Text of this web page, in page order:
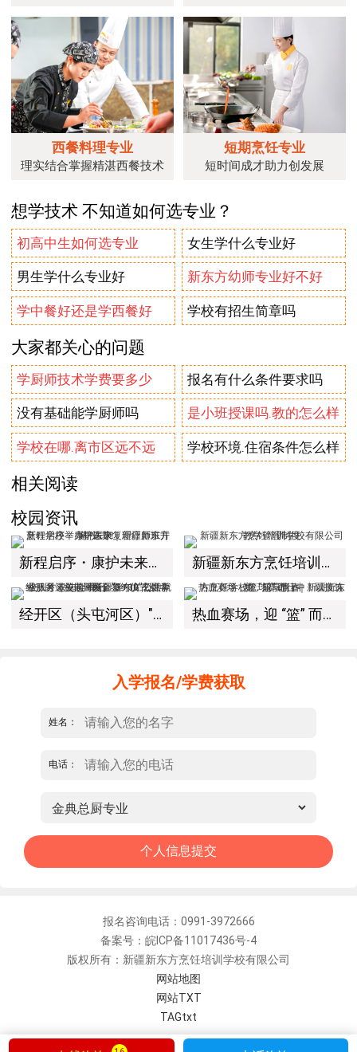
西餐料理专业
理实结合掌握精湛西餐技术
短期烹饪专业
短时间成才助力创发展
想学技术 不知道如何选专业？
初高中生如何选专业 女生学什么专业好
男生学什么专业好 新东方幼师专业好不好
学中餐好还是学西餐好 学校有招生简章吗
大家都关心的问题
学厨师技术学费要多少 报名有什么条件要求吗
没有基础能学厨师吗 是小班授课吗.教的怎么样
学校在哪.离市区远不远 学校环境.住宿条件怎么样
相关阅读
校园资讯
新程启序・康护未来｜新疆新东方烹饪学校举办中医康复理疗师班开幕仪式！ 新疆新东方烹饪培训学校有限公司教学管理制度
经开区（头屯河区）"3+10"公共就业服务进校园暨新疆新东方烹饪学校人才双选会+校企签约仪式圆满举行 热血赛场，迎 “篮” 而上｜新疆新东方烹饪学校篮球赛进行中！以技筑梦，乐享青春
入学报名/学费获取
姓名：
电话：
报名咨询电话：0991-3972666
备案号：皖ICP备11017436号-4
版权所有：新疆新东方烹饪培训学校有限公司
网站地图
网站TXT
TAGtxt